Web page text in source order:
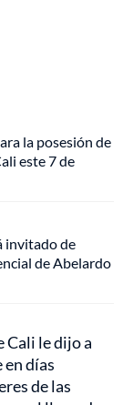
la posesión de
este 7 de
invitado de
de Abelardo
Cali le dijo a
en días
de las